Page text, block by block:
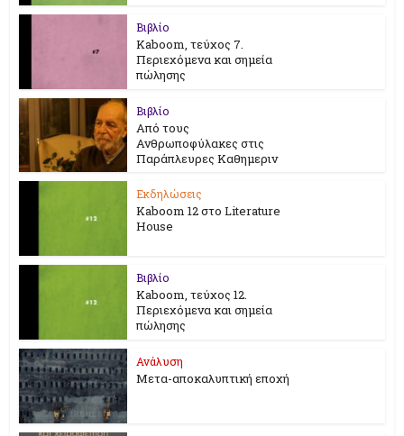
Βιβλίο
Kaboom, τεύχος 7.
Περιεχόμενα και σημεία
πώλησης
Βιβλίο
Από τους
Ανθρωποφύλακες στις
Παράπλευρες Καθημεριν
Εκδηλώσεις
Kaboom 12 στο Literature
House
Βιβλίο
Kaboom, τεύχος 12.
Περιεχόμενα και σημεία
πώλησης
Ανάλυση
Μετα-αποκαλυπτική εποχή